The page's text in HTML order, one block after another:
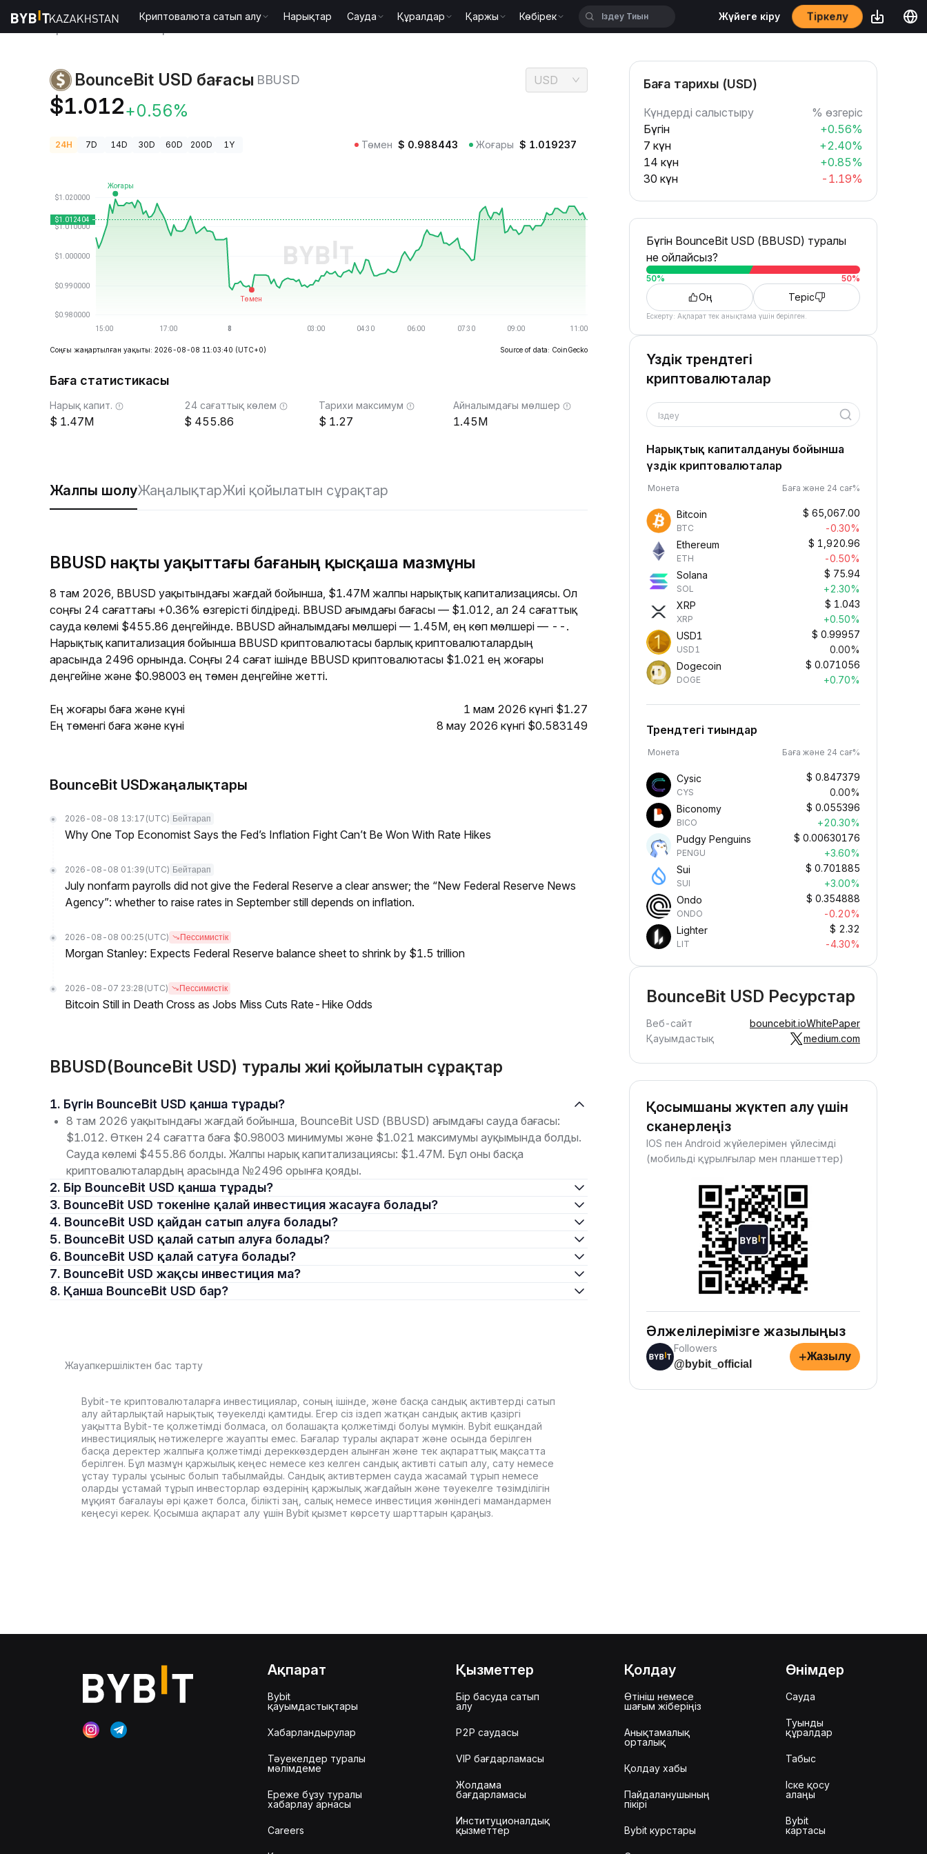
Криптовалюта сатып алу Нарықтар Сауда Құралдар Қаржы Көбірек Жүйеге кіру Тіркелу
BounceBit USD бағасы BBUSD
$1.012+0.56%
USD
24H 7D 14D 30D 60D 200D 1Y Төмен $ 0.988443 Жоғары $ 1.019237
Соңғы жаңартылған уақыты: 2026-08-08 11:03:40 (UTC+0) Source of data: CoinGecko
Баға статистикасы
Нарық капит.
1.47M
24 сағаттық көлем
455.86
Тарихи максимум
1.27
Айналымдағы мөлшер
1.45M
Жалпы шолуЖаңалықтарЖиі қойылатын сұрақтар
BBUSD нақты уақыттағы бағаның қысқаша мазмұны
8 там 2026, BBUSD уақытындағы жағдай бойынша, $1.47M жалпы нарықтық капитализациясы. Ол
соңғы 24 сағаттағы +0.36% өзгерісті білдіреді. BBUSD ағымдағы бағасы — $1.012, ал 24 сағаттық
сауда көлемі $455.86 деңгейінде. BBUSD айналымдағы мөлшері — 1.45M, ең көп мөлшері — --.
Нарықтық капитализация бойынша BBUSD криптовалютасы барлық криптовалюталардың
арасында 2496 орнында. Соңғы 24 сағат ішінде BBUSD криптовалютасы $1.021 ең жоғары
деңгейіне және $0.98003 ең төмен деңгейіне жетті.
Ең жоғары баға және күні
1 мам 2026 күнгі $1.27
Ең төменгі баға және күні
8 мау 2026 күнгі $0.583149
BounceBit USDжаңалықтары
2026-08-08 13:17 (UTC) Бейтарап
Why One Top Economist Says the Fed’s Inflation Fight Can’t Be Won With Rate Hikes
2026-08-08 01:39 (UTC) Бейтарап
July nonfarm payrolls did not give the Federal Reserve a clear answer; the “New Federal Reserve News
Agency”: whether to raise rates in September still depends on inflation.
2026-08-08 00:25 (UTC) Пессимистік
Morgan Stanley: Expects Federal Reserve balance sheet to shrink by $1.5 trillion
2026-08-07 23:28 (UTC) Пессимистік
Bitcoin Still in Death Cross as Jobs Miss Cuts Rate-Hike Odds
BBUSD(BounceBit USD) туралы жиі қойылатын сұрақтар
1. Бүгін BounceBit USD қанша тұрады?
8 там 2026 уақытындағы жағдай бойынша, BounceBit USD (BBUSD) ағымдағы сауда бағасы:
$1.012. Өткен 24 сағатта баға $0.98003 минимумы және $1.021 максимумы ауқымында болды.
Сауда көлемі $455.86 болды. Жалпы нарық капитализациясы: $1.47M. Бұл оны басқа
криптовалюталардың арасында №2496 орынға қояды.
2. Бір BounceBit USD қанша тұрады?
3. BounceBit USD токеніне қалай инвестиция жасауға болады?
4. BounceBit USD қайдан сатып алуға болады?
5. BounceBit USD қалай сатып алуға болады?
6. BounceBit USD қалай сатуға болады?
7. BounceBit USD жақсы инвестиция ма?
8. Қанша BounceBit USD бар?
Жауапкершіліктен бас тарту
Bybit-те криптовалюталарға инвестициялар, соның ішінде, және басқа сандық активтерді сатып
алу айтарлықтай нарықтық тәуекелді қамтиды. Егер сіз іздеп жатқан сандық актив қазіргі
уақытта Bybit-те қолжетімді болмаса, ол болашақта қолжетімді болуы мүмкін. Bybit ешқандай
инвестициялық нәтижелерге жауапты емес. Бағалар туралы ақпарат және осында берілген
басқа деректер жалпыға қолжетімді дереккөздерден алынған және тек ақпараттық мақсатта
берілген. Бұл мазмұн қаржылық кеңес немесе кез келген сандық активті сатып алу, сату немесе
ұстау туралы ұсыныс болып табылмайды. Сандық активтермен сауда жасамай тұрып немесе
оларды ұстамай тұрып инвесторлар өздерінің қаржылық жағдайын және тәуекелге төзімділігін
мұқият бағалауы әрі қажет болса, білікті заң, салық немесе инвестиция жөніндегі мамандармен
кеңесуі керек. Қосымша ақпарат алу үшін Bybit қызмет көрсету шарттарын қараңыз.
Баға тарихы (USD)
Күндерді салыстыру
% өзгеріс
Бүгін
+0.56%
7 күн
+2.40%
14 күн
+0.85%
30 күн
-1.19%
Бүгін BounceBit USD (BBUSD) туралы
не ойлайсыз?
50% 50%
Оң Теріс
Ескерту: Ақпарат тек анықтама үшін берілген.
Үздік трендтегі
криптовалюталар
Іздеу
Нарықтық капиталдануы бойынша
үздік криптовалюталар
Монета Баға және 24 сағ%
Bitcoin
BTC
$ 65,067.00
-0.30%
Ethereum
ETH
$ 1,920.96
-0.50%
Solana
SOL
$ 75.94
+2.30%
XRP
XRP
$ 1.043
+0.50%
USD1
USD1
$ 0.99957
0.00%
Dogecoin
DOGE
$ 0.071056
+0.70%
Трендтегі тиындар
Монета Баға және 24 сағ%
Cysic
CYS
$ 0.847379
0.00%
Biconomy
BICO
$ 0.055396
+20.30%
Pudgy Penguins
PENGU
$ 0.00630176
+3.60%
Sui
SUI
$ 0.701885
+3.00%
Ondo
ONDO
$ 0.354888
-0.20%
Lighter
LIT
$ 2.32
-4.30%
BounceBit USD Ресурстар
Веб-сайт bouncebit.ioWhitePaper
Қауымдастық
medium.com
Қосымшаны жүктеп алу үшін
сканерлеңіз
IOS пен Android жүйелерімен үйлесімді
(мобильді құрылғылар мен планшеттер)
Әлжелілерімізге жазылыңыз
Followers
@bybit_official
+Жазылу
Ақпарат
Bybit
қауымдастықтары
Хабарландырулар
Тәуекелдер туралы
мәлімдеме
Ереже бұзу туралы
хабарлау арнасы
Careers
Қызметтер
Бір басуда сатып
алу
P2P саудасы
VIP бағдарламасы
Жолдама
бағдарламасы
Институционалдық
қызметтер
Қолдау
Өтініш немесе
шағым жіберіңіз
Анықтамалық
орталық
Қолдау хабы
Пайдаланушының
пікірі
Bybit курстары
Өнімдер
Сауда
Туынды
құралдар
Табыс
Іске қосу
алаңы
Bybit
картасы